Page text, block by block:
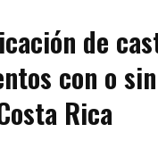
de
con o
Rica